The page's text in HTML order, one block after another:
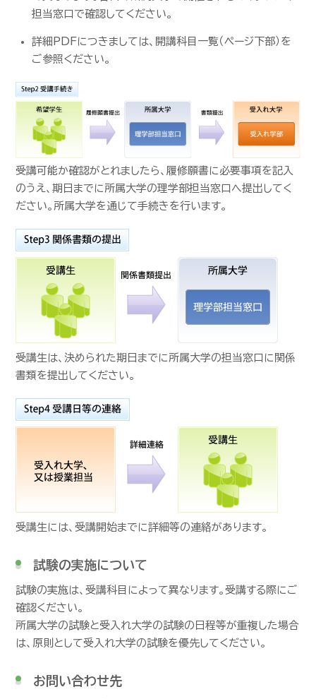
担当窓口で確認してください。
詳細PDFにつきましては、開講科目一覧（ページ下部）を
ご参照ください。
受講可能か確認がとれましたら、履修願書に必要事項を記入
のうえ、期日までに所属大学の理学部担当窓口へ提出してく
ださい。所属大学を通じて手続きを行います。
受講生は、決められた期日までに所属大学の担当窓口に関係
書類を提出してください。
受講生には、受講開始までに詳細等の連絡があります。
試験の実施について
試験の実施は、受講科目によって異なります。受講する際にご
確認ください。
所属大学の試験と受入れ大学の試験の日程等が重複した場合
は、原則として受入れ大学の試験を優先してください。
お問い合わせ先